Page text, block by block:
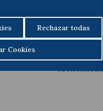
Rechazar todas
Cookies
resuelva
Para evitar
actor al
posible
aplicación